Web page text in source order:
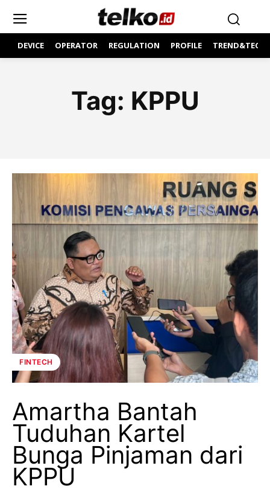
DEVICE OPERATOR REGULATION PROFILE
Tag: KPPU
FINTECH
Amartha Bantah
Tuduhan Kartel
Bunga Pinjaman dari
KPPU